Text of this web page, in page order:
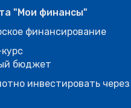
"Мои финансы"
финансирование
бюджет
инвестировать